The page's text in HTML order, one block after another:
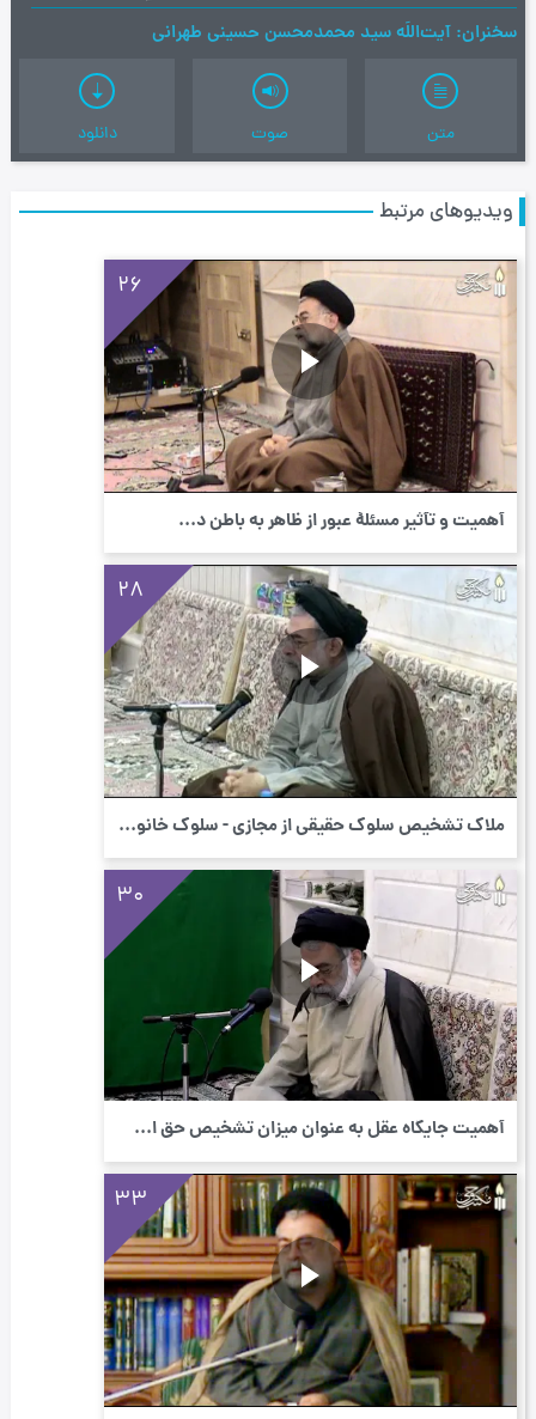
سخنران آیت‌اللَه سید محمدمحسن حسینی طهرانی
متن صوت دانلود
ویدیوهای مرتبط
26
أهمیت و تأثیر مسئلۀ عبور از ظاهر به باطن د...
28
ملاک تشخیص سلوك حقیقی از مجازی - سلوک خانو...
30
أهمیت جایگاه عقل به عنوان میزان تشخیص حق ا...
33